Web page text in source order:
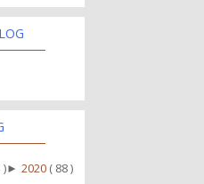
)►2020 ( 88 )